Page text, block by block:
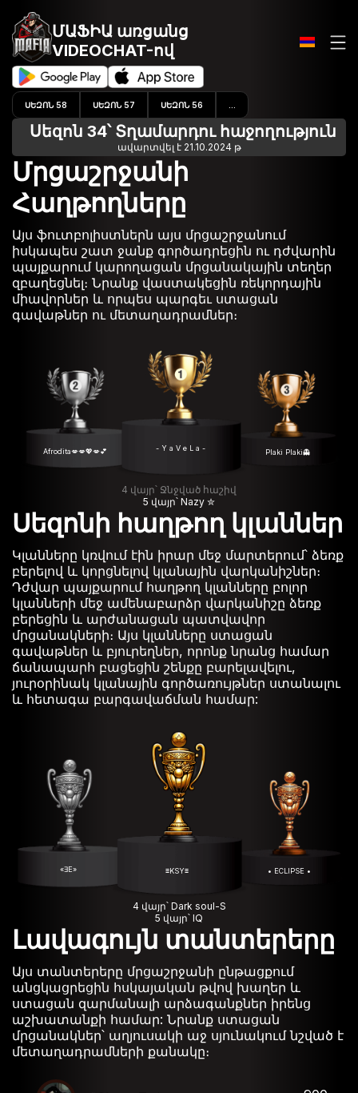
ՄԱՖԻԱ առցանց
VIDEOCHAT-ով
ՍԵԶՈՆ 58 ՍԵԶՈՆ 57 ՍԵԶՈՆ 56
Սեզոն 34՝ Տղամարդու հաջողություն
ավարտվել է 21.10.2024 թ
Մրցաշրջանի
Հաղթողները
Այս ֆուտբոլիստներն այս մրցաշրջանում
իսկապես շատ ջանք գործադրեցին ու դժվարին
պայքարում կարողացան մրցանակային տեղեր
զբաղեցնել։ Նրանք վաստակեցին ռեկորդային
միավորներ և որպես պարգեւ ստացան
գավաթներ ու մետաղադրամներ։
- Y a V e L a -
Afrodita💋💋💖💋💕 Plaki Plaki👻
4 վայր՝ Ջնջված հաշիվ
5 վայր՝ Nazy ✮
Սեզոնի հաղթող կլաններ
Կլանները կռվում էին իրար մեջ մարտերում՝ ձեռք
բերելով և կորցնելով կլանային վարկանիշներ։
Դժվար պայքարում հաղթող կլանները բոլոր
կլանների մեջ ամենաբարձր վարկանիշը ձեռք
բերեցին և արժանացան պատվավոր
մրցանակների։ Այս կլանները ստացան
գավաթներ և բյուրեղներ, որոնք նրանց համար
ճանապարհ բացեցին շենքը բարելավելու,
յուրօրինակ կլանային գործառույթներ ստանալու
և հետագա բարգավաճման համար:
≡KSY≡
«ƎE» • ECLIPSE •
4 վայր՝ Dark soul-S
5 վայր՝ IQ
Լավագույն տանտերերը
Այս տանտերերը մրցաշրջանի ընթացքում
անցկացրեցին հսկայական թվով խաղեր և
ստացան զարմանալի արձագանքներ իրենց
աշխատանքի համար: Նրանք ստացան
մրցանակներ՝ աղյուսակի աջ սյունակում նշված է
մետաղադրամների քանակը։